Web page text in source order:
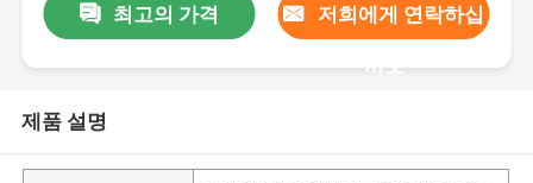
최고의 가격 저희에게 연락하십
시오
제품 설명